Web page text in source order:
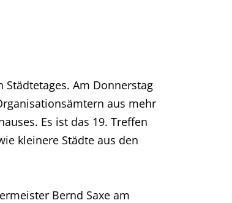
Am Donnerstag
aus mehr
Es ist das 19. Treffen
kleinere Städte aus den
Bernd Saxe am